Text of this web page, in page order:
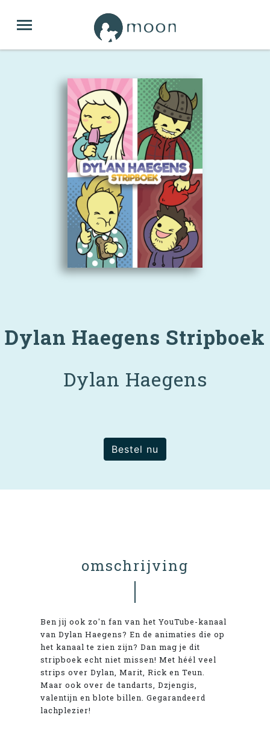
Dylan Haegens Stripboek
Dylan Haegens
Bestel nu
omschrijving
Ben jij ook zo'n fan van het YouTube-kanaal
van Dylan Haegens? En de animaties die op
het kanaal te zien zijn? Dan mag je dit
stripboek echt niet missen! Met héél veel
strips over Dylan, Marit, Rick en Teun.
Maar ook over de tandarts, Dzjengis,
valentijn en blote billen. Gegarandeerd
lachplezier!